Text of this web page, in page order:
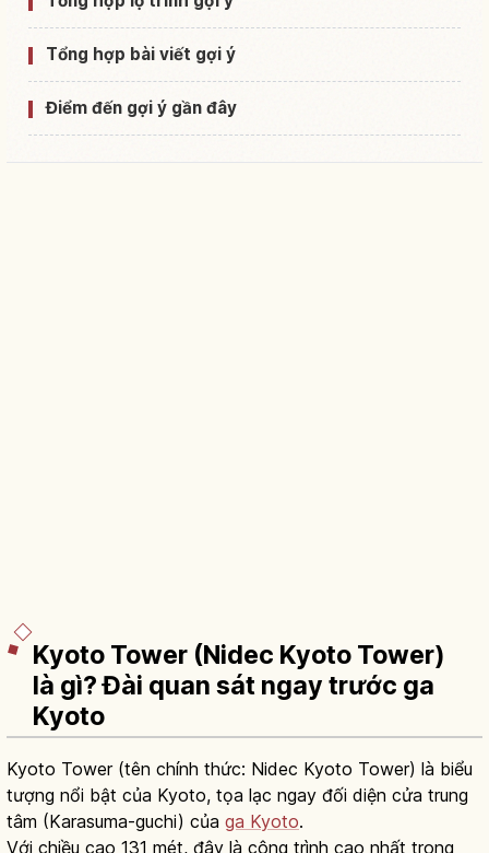
Tổng hợp bài viết gợi ý
Điểm đến gợi ý gần đây
Kyoto Tower (Nidec Kyoto Tower)
là gì? Đài quan sát ngay trước ga
Kyoto
Kyoto Tower (tên chính thức: Nidec Kyoto Tower) là biểu
tượng nổi bật của Kyoto, tọa lạc ngay đối diện cửa trung
tâm (Karasuma-guchi) của ga Kyoto.
Với chiều cao 131 mét, đây là công trình cao nhất trong